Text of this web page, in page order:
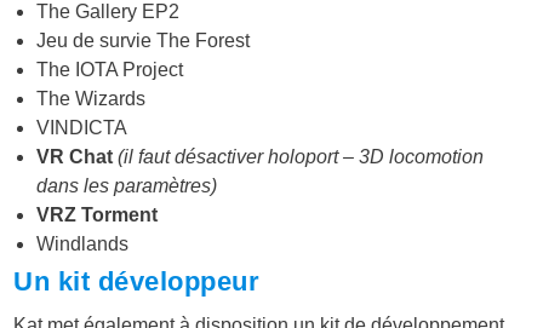
The Gallery EP2
Jeu de survie The Forest
The IOTA Project
The Wizards
VINDICTA
VR Chat (il faut désactiver holoport – 3D locomotion
dans les paramètres)
VRZ Torment
Windlands
Un kit développeur